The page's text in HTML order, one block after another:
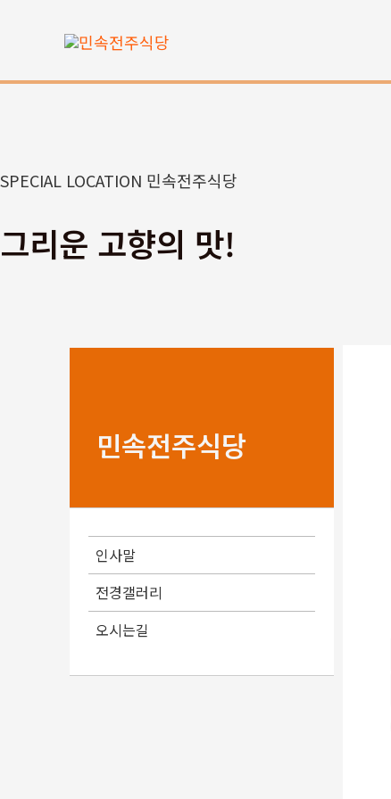
로
기
SPECIAL LOCATION 민속전주식당
그리운 고향의 맛!
민속전주식당
인사말
전경갤러리
오시는길